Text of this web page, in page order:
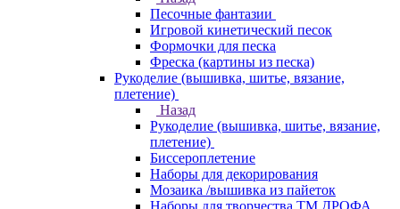
Песочные фантазии
Игровой кинетический песок
Формочки для песка
Фреска (картины из песка)
Рукоделие (вышивка, шитье, вязание,
плетение)
Назад
Рукоделие (вышивка, шитье, вязание,
плетение)
Биссероплетение
Наборы для декорирования
Мозаика /вышивка из пайеток
Наборы для творчества ТМ ДРОФА